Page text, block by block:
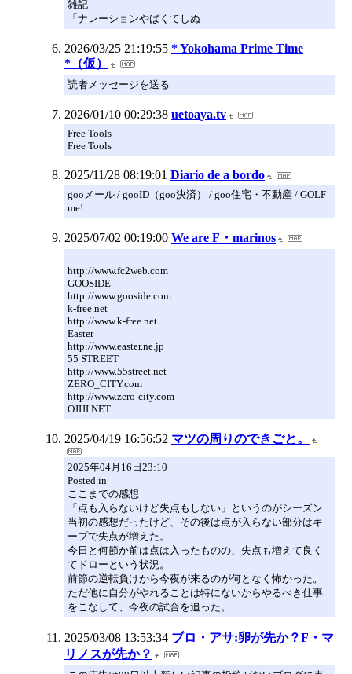
雑記
「ナレーションやばくてしぬ
2026/03/25 21:19:55 * Yokohama Prime Time
*（仮）
読者メッセージを送る
2026/01/10 00:29:38 uetoaya.tv
Free Tools
Free Tools
2025/11/28 08:19:01 Diario de a bordo
gooメール / gooID（goo決済） / goo住宅・不動産 / GOLF
me!
2025/07/02 00:19:00 We are F・marinos
http://www.fc2web.com
GOOSIDE
http://www.gooside.com
k-free.net
http://www.k-free.net
Easter
http://www.easter.ne.jp
55 STREET
http://www.55street.net
ZERO_CITY.com
http://www.zero-city.com
OJIJI.NET
2025/04/19 16:56:52 マツの周りのできごと。
2025年04月16日23:10
Posted in
ここまでの感想
「点も入らないけど失点もしない」というのがシーズン
当初の感想だったけど、その後は点が入らない部分はキ
ープで失点が増えた。
今日と何節か前は点は入ったものの、失点も増えて良く
てドローという状況。
前節の逆転負けから今夜が来るのが何となく怖かった。
ただ他に自分がやれることは特にないからやるべき仕事
をこなして、今夜の試合を追った。
2025/03/08 13:53:34 ブロ・アサ:卵が先か？F・マ
リノスが先か？